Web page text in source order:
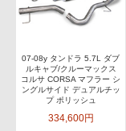
07-08y タンドラ 5.7L ダブ
ルキャブ/クルーマックス
コルサ CORSA マフラー シ
ングルサイド デュアルチッ
プ ポリッシュ
334,600円